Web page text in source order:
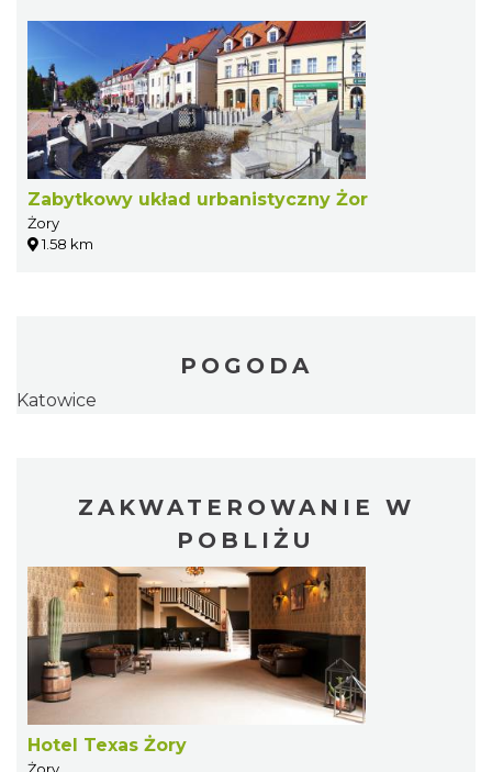
Zabytkowy układ urbanistyczny Żor
Żory
1.58 km
POGODA
Katowice
ZAKWATEROWANIE W
POBLIŻU
Hotel Texas Żory